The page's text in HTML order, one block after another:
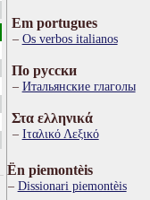
Em portugues
Os verbos italianos
По русски
Итальянские глаголы
Στα ελληνικά
Ιταλικό Λεξικό
Ën piemontèis
Dissionari piemontèis